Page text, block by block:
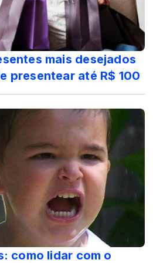
mais desejados
presentear até R$ 100
como lidar com o